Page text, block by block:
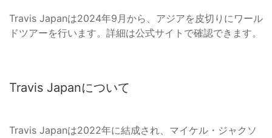
Travis Japanは2024年9月から、アジアを皮切りにワール
ドツアーを行います。詳細は公式サイトで確認できます。
Travis Japanについて
Travis Japanは2022年に結成され、マイケル・ジャクソ